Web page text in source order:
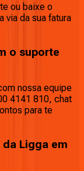
ou baixe o
via da sua fatura
o suporte
nossa equipe
4141 810, chat
para te
Ligga em